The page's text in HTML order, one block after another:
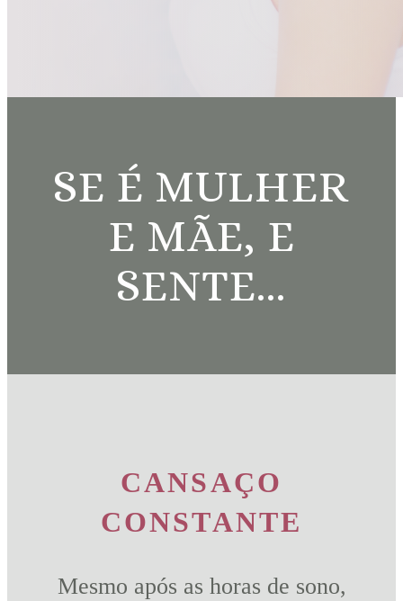
SE É MULHER
E MÃE, E
SENTE...
CANSAÇO
CONSTANTE
Mesmo após as horas de sono,